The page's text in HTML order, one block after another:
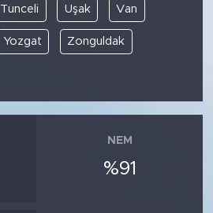
Tunceli Uşak Van
Yozgat Zonguldak
NEM
%91